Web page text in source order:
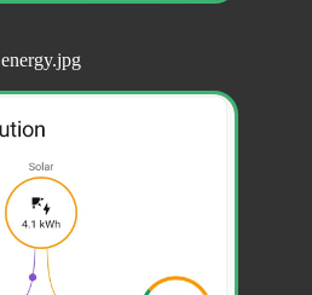
energy.jpg